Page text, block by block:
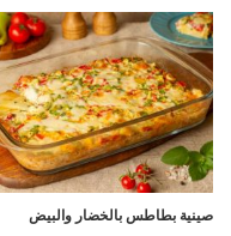
صينية بطاطس بالخضار والبيض